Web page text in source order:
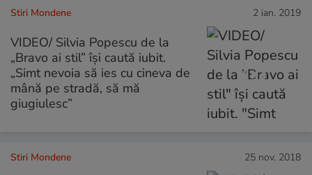
Stiri Mondene 2 ian. 2019
VIDEO/ Silvia Popescu de la
„Bravo ai stil” își caută iubit.
„Simt nevoia să ies cu cineva de
mână pe stradă, să mă
giugiulesc”
Stiri Mondene 25 nov. 2018